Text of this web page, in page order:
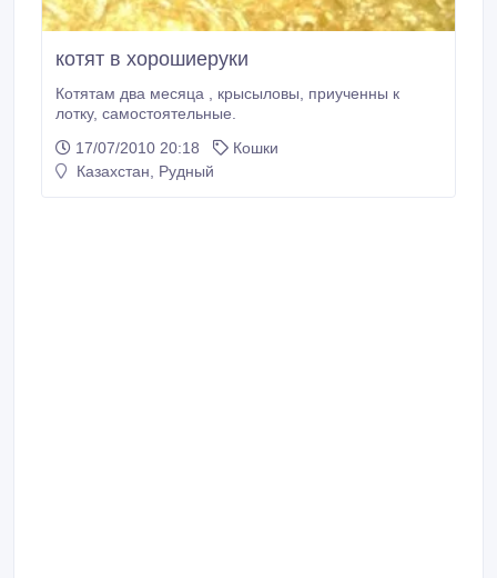
котят в хорошиеруки
Котятам два месяца , крысыловы, приученны к
лотку, самостоятельные.
17/07/2010 20:18
Кошки
Казахстан, Рудный